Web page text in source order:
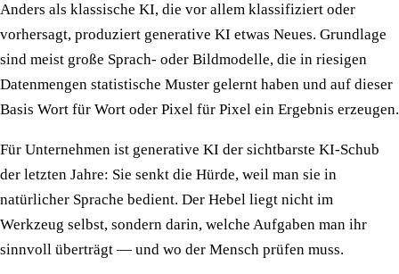
Anders als klassische KI, die vor allem klassifiziert oder
vorhersagt, produziert generative KI etwas Neues. Grundlage
sind meist große Sprach- oder Bildmodelle, die in riesigen
Datenmengen statistische Muster gelernt haben und auf dieser
Basis Wort für Wort oder Pixel für Pixel ein Ergebnis erzeugen.
Für Unternehmen ist generative KI der sichtbarste KI-Schub
der letzten Jahre: Sie senkt die Hürde, weil man sie in
natürlicher Sprache bedient. Der Hebel liegt nicht im
Werkzeug selbst, sondern darin, welche Aufgaben man ihr
sinnvoll überträgt — und wo der Mensch prüfen muss.